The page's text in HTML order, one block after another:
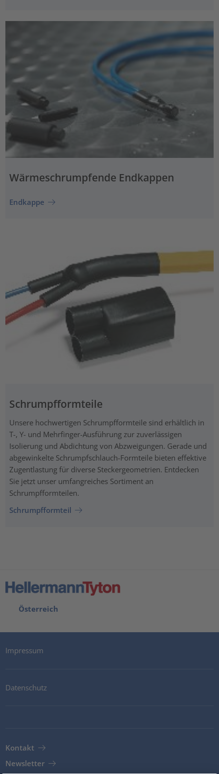
Wärmeschrumpfende Endkappen
Endkappe
Schrumpfformteile
Unsere hochwertigen Schrumpfformteile sind erhältlich in
T-, Y- und Mehrfinger-Ausführung zur zuverlässigen
Isolierung und Abdichtung von Abzweigungen. Gerade und
abgewinkelte Schrumpfschlauch-Formteile bieten effektive
Zugentlastung für diverse Steckergeometrien. Entdecken
Sie jetzt unser umfangreiches Sortiment an
Schrumpfformteilen.
Schrumpfformteil
Österreich
Impressum
Datenschutz
Kontakt
Newsletter